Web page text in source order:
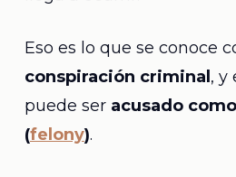
Eso es lo que se conoce
conspiración criminal , y
puede ser acusado
(felony).